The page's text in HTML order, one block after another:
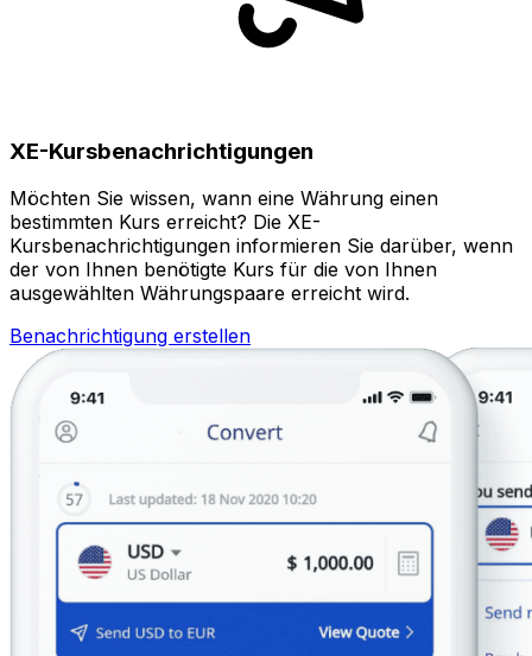
XE-Kursbenachrichtigungen
Möchten Sie wissen, wann eine Währung einen
bestimmten Kurs erreicht? Die XE-
Kursbenachrichtigungen informieren Sie darüber, wenn
der von Ihnen benötigte Kurs für die von Ihnen
ausgewählten Währungspaare erreicht wird.
Benachrichtigung erstellen